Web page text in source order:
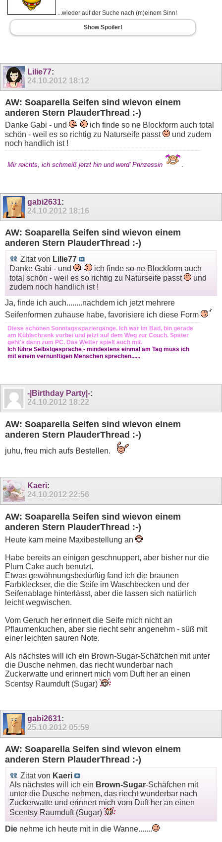
...wieder auf der Suche nach (m)einem Sinn!
Show Spoiler!
Lilie77:
24.10.2012 18:12
AW: Soaparella Seifen sind wievon einem
anderen Stern PlauderThread :-)
Danke Gabi - und
ich finde so ne Blockform auch total
schön - weil es so richtig zu Naturseife passt
und zudem
noch handlich ist !
Mir reichts, ich schmeiß jetzt hin und werd' Prinzessin
gabi2631:
24.10.2012 18:16
AW: Soaparella Seifen sind wievon einem
anderen Stern PlauderThread :-)
Zitat von Lilie77
Danke Gabi - und
ich finde so ne Blockform auch
total schön - weil es so richtig zu Naturseife passt
und
zudem noch handlich ist !
Ja, finde ich auch........nachdem ich jetzt mehrere
Seifenformen zuhause habe, favorisiere ich diese Form
Diese schönen Sonntagsspaziergänge. Ich war im Bad, bin gerade
am Kühlschrank vorbei und jetzt auf dem Weg zur Couch. Später
geht's dann zum PC. Das Wetter spielt auch mit.
Ich führe Selbstgespräche - mindestens einmal am Tag muss ich
mit einem vernünftigen Menschen sprechen......
-|Birthday Party|-:
24.10.2012 18:22
AW: Soaparella Seifen sind wievon einem
anderen Stern PlauderThread :-)
juhu, freu mich aufs Bestellen.
Kaeri:
24.10.2012 22:56
AW: Soaparella Seifen sind wievon einem
anderen Stern PlauderThread :-)
Heute kam meine Maxibestellung an
Habe bereits an einigen geschnuppert, aber bisher nur die
Plum Cake auch benutzt.
Etwas gewöhnungsbedürftig fand ich die braunen
Farbkleckser, die die Seife im Waschbecken und der
Seifenablage hinterlässt, aber die lassen sich natürlich
leicht wegwischen.
Vom Geruch her erinnert die Seife mich nicht an
Pflaumenkuchen, aber sie riecht sehr angenehm - süß mit
einer leichten sauren Note.
Als nächstes will ich ein Brown-Sugar-Schäfchen mit unter
die Dusche nehmen, das riecht wunderbar nach
Zuckerwatte und erinnert mich vom Duft her an einen
Scentsy Raumduft (Sugar)
gabi2631:
25.10.2012 05:59
AW: Soaparella Seifen sind wievon einem
anderen Stern PlauderThread :-)
Zitat von Kaeri
Als nächstes will ich ein Brown-Sugar-Schäfchen mit
unter die Dusche nehmen, das riecht wunderbar nach
Zuckerwatte und erinnert mich vom Duft her an einen
Scentsy Raumduft (Sugar)
Die nehme ich heute mit in die Wanne.......